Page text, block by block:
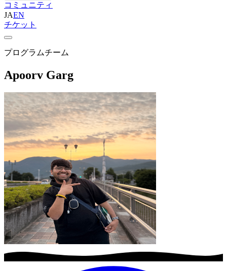
コミュニティ
JAEN
チケット
プログラムチーム
Apoorv Garg